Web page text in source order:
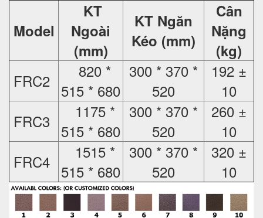
Model
KT
Ngoài
(mm)
KT Ngăn
Kéo (mm)
Cân
Nặng
(kg)
FRC2
820 *
515 * 680
300 * 370 *
520
192 ±
10
FRC3
1175 *
515 * 680
300 * 370 *
520
260 ±
10
FRC4
1515 *
515 * 680
300 * 370 *
520
320 ±
10